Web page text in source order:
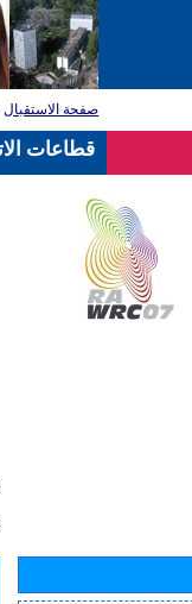
صفحة الاستقبال
قطاعات